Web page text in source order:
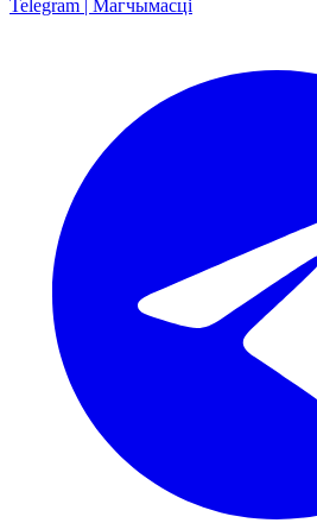
Telegram | Магчымасці